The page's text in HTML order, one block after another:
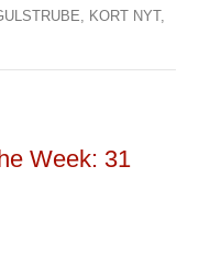
KORT NYT,
Week: 31